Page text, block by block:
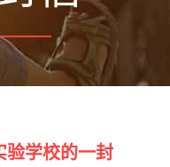
验学校的一封